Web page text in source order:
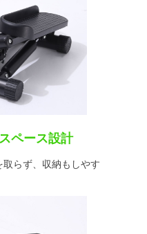
ペース設計
らず、収納もしやす